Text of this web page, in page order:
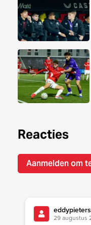
Reacties
Aanmelden om
eddypieters
29 augustus